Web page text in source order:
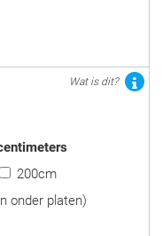
Wat is dit?
200cm
onder platen)